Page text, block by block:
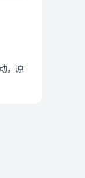
，原